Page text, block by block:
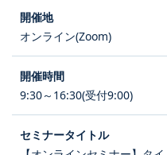
オンライン(Zoom)
9:30～16:30(受付9:00)